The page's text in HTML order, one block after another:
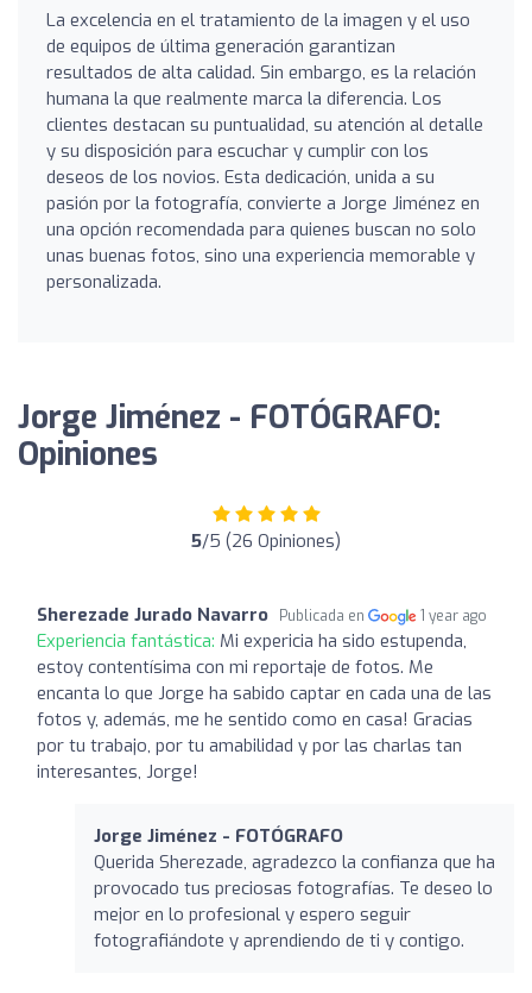
La excelencia en el tratamiento de la imagen y el uso
de equipos de última generación garantizan
resultados de alta calidad. Sin embargo, es la relación
humana la que realmente marca la diferencia. Los
clientes destacan su puntualidad, su atención al detalle
y su disposición para escuchar y cumplir con los
deseos de los novios. Esta dedicación, unida a su
pasión por la fotografía, convierte a Jorge Jiménez en
una opción recomendada para quienes buscan no solo
unas buenas fotos, sino una experiencia memorable y
personalizada.
Jorge Jiménez - FOTÓGRAFO:
Opiniones
5/5 (26 Opiniones)
Sherezade Jurado Navarro Publicada en 1 year ago
Experiencia fantástica: Mi expericia ha sido estupenda,
estoy contentísima con mi reportaje de fotos. Me
encanta lo que Jorge ha sabido captar en cada una de las
fotos y, además, me he sentido como en casa! Gracias
por tu trabajo, por tu amabilidad y por las charlas tan
interesantes, Jorge!
Jorge Jiménez - FOTÓGRAFO
Querida Sherezade, agradezco la confianza que ha
provocado tus preciosas fotografías. Te deseo lo
mejor en lo profesional y espero seguir
fotografiándote y aprendiendo de ti y contigo.